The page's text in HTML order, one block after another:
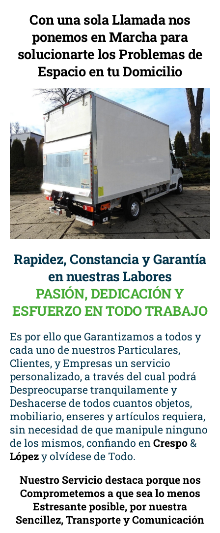
Con una sola Llamada nos
ponemos en Marcha para
solucionarte los Problemas de
Espacio en tu Domicilio
Rapidez, Constancia y Garantía
en nuestras Labores
PASIÓN, DEDICACIÓN Y
ESFUERZO EN TODO TRABAJO
Es por ello que Garantizamos a todos y
cada uno de nuestros Particulares,
Clientes, y Empresas un servicio
personalizado, a través del cual podrá
Despreocuparse tranquilamente y
Deshacerse de todos cuantos objetos,
mobiliario, enseres y artículos requiera,
sin necesidad de que manipule ninguno
de los mismos, confiando en Crespo&
Lópezy olvídese de Todo.
Nuestro Servicio destaca porque nos
Comprometemos a que sea lo menos
Estresante posible, por nuestra
Sencillez, Transporte y Comunicación